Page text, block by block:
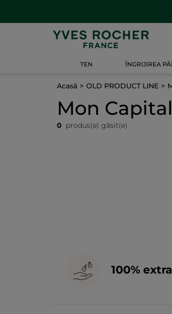
TEN ÎNGRIJIREA
Acasă OLD PRODUCT LINE
Mon Capital
0 produs(e) găsit(e)
100%